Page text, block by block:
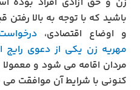
باشید که با توجه به بالا
و اوضاع اقتصادی،
مهریه زن یکی از دعوی
مردان اقامه می شود و معمولا
کنونی با شرایط آن موافقت